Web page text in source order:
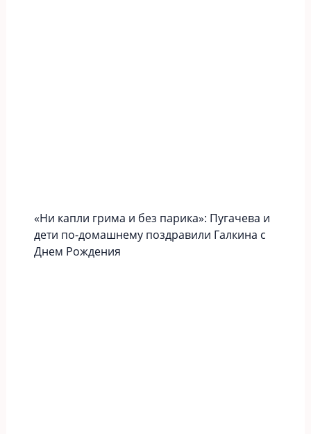
«Ни капли грима и без парика»: Пугачева и
дети по-домашнему поздравили Галкина с
Днем Рождения